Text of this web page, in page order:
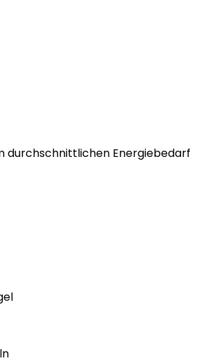
durchschnittlichen Energiebedarf